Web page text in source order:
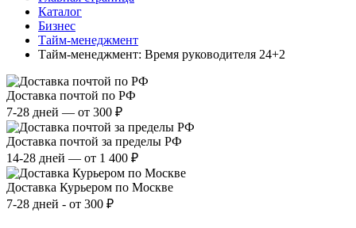
Каталог
Бизнес
Тайм-менеджмент
Тайм-менеджмент: Время руководителя 24+2
Доставка почтой по РФ
7-28 дней — от 300 ₽
Доставка почтой за пределы РФ
14-28 дней — от 1 400 ₽
Доставка Курьером по Москве
7-28 дней - от 300 ₽